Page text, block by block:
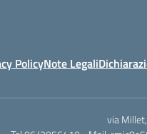
PolicyNote Legali
via